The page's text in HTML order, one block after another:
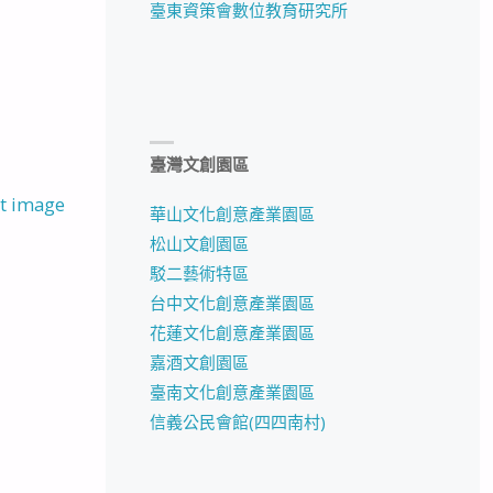
image
臺東資策會數位教育研究所
臺灣文創園區
華山文化創意產業園區
松山文創園區
駁二藝術特區
台中文化創意產業園區
花蓮文化創意產業園區
嘉酒文創園區
臺南文化創意產業園區
信義公民會館(四四南村)